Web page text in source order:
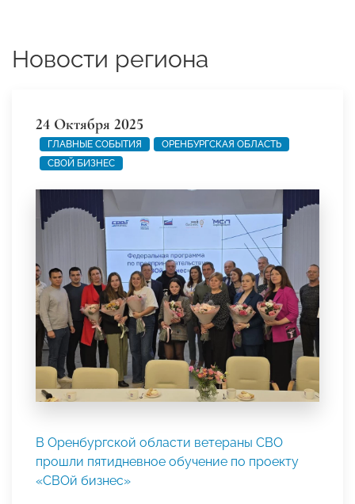
Новости региона
24 Октября 2025
ГЛАВНЫЕ СОБЫТИЯ
ОРЕНБУРГСКАЯ ОБЛАСТЬ
СВОЙ БИЗНЕС
В Оренбургской области ветераны СВО
прошли пятидневное обучение по проекту
«СВОй бизнес»